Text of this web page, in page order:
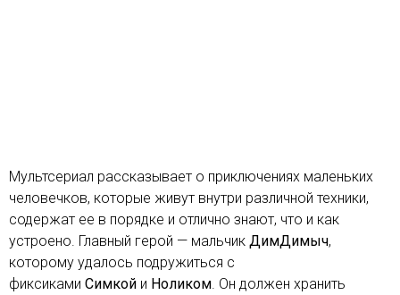
Мультсериал рассказывает о приключениях маленьких
человечков, которые живут внутри различной техники,
содержат ее в порядке и отлично знают, что и как
устроено. Главный герой — мальчик ДимДимыч,
которому удалось подружиться с
фиксиками Симкой и Ноликом . Он должен хранить